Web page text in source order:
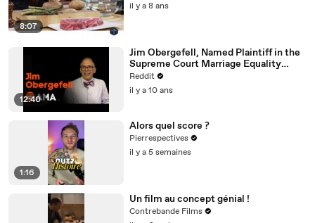
8:07
il y a 8 ans
12:40
Jim Obergefell, Named Plaintiff in the
Supreme Court Marriage Equality
Case, Ask Me Anything!
Reddit
il y a 10 ans
1:16
Alors quel score ?
Pierrespectives
il y a 5 semaines
Un film au concept génial !
Contrebande Films